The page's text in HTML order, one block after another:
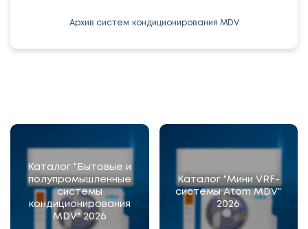
Архив систем кондиционирования MDV
Каталог "Бытовые и
полупромышленные
системы
кондиционирования
MDV" 2026
Каталог "Мини VRF-
системы Atom MDV"
2026